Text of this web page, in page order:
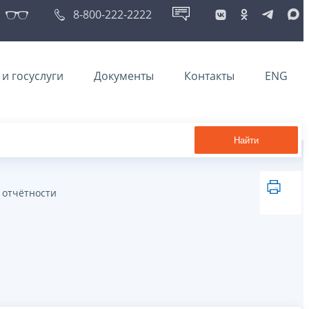
8-800-222-2222
госуслуги Документы Контакты ENG
Найти